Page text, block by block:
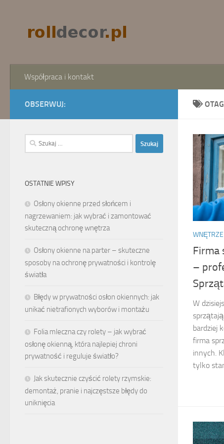
Współpraca i kontakt
WNĘTRZE
Firma
–
W
bardziej
firma
innych.
tylko
OBSERWUJ:
Szukaj:
OSTATNIE WPISY
Osłony okienne przed słońcem i
nagrzewaniem: jak wybrać i zamontować
skuteczną ochronę wnętrza
Osłony okienne na parter – skuteczne
sposoby na ochronę prywatności i kontrolę
światła
Błędy w prywatności osłon okiennych: jak
unikać nietrafionych wyborów i montażu
Folia mleczna czy rolety – jak wybrać
osłonę okienną, która najlepiej chroni
prywatność i reguluje światło?
Jak skutecznie czyścić rolety rzymskie:
demontaż, pranie i najczęstsze błędy do
uniknięcia